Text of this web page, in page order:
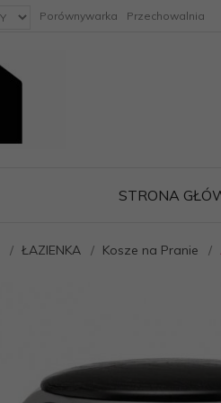
Porównywarka Przechowalnia
STRONA
ŁAZIENKA Kosze na Pranie